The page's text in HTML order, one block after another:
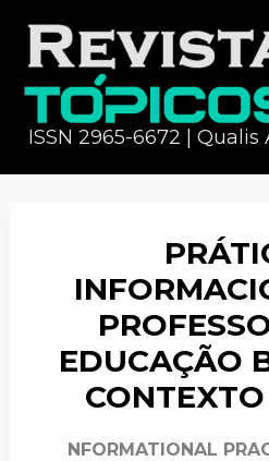
ISSN 2965-6672 | Qualis
EDUCAÇÃO
NFORMATIONAL